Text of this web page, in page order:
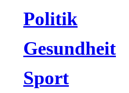
Politik
Gesundheit
Sport